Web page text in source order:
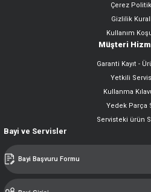
Çerez
Gizlilik
Kullanım
Müşteri
Garanti Kayıt -
Yetkili
Kullanma
Yedek Parça
Servisteki ürün
Bayi ve Servisler
Bayi Başvuru Formu